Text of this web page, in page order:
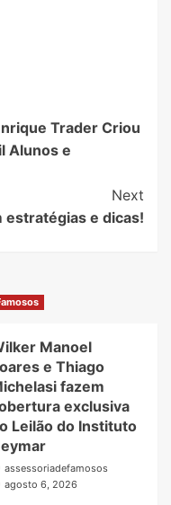
Trader Criou
Alunos e
Next
e dicas!
Manoel
e Thiago
fazem
exclusiva
Leilão do Instituto
assessoriadefamosos
agosto 6, 2026